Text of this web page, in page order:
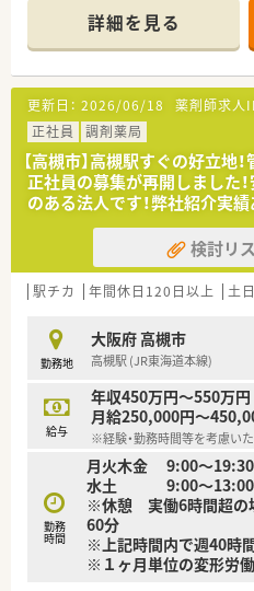
■病床数は110床ほど、うち
は100％院外処方に出してお
■診療科目は内科,呼吸器科,
です。
■高槻市駅より車で15分で
おススメです。
＼＼おすすめポイント／／
■月～土8:30～16:30の4週6
遅い時間まで働けない。17
見です。
■夏季休暇も5日、年末年始
■処方箋は院外に出しており
査、病棟業務が主な業務内容
ゃる薬剤師さんも預けながら
≪業務内容≫
■入院患者様の調剤業務（外
■服薬指導業務（病棟）
■医薬品管理、医薬品情報管
■各委員会の出席等
詳細を見る
更新日： 2026/06/18 薬剤師求人
正社員
調剤薬局
【高槻市】高槻駅すぐの好立地
正社員の募集が再開しました
のある法人です！弊社紹介実
検討リ
駅チカ 年間休日120日以上 土
勤務地
大阪府 高槻市
高槻駅 (JR東海道本線)
給与
年収450万円～550万円
月給250,000円～
※経験・勤務時間等を考慮い
勤務
時間
月火木金 9:00～19:30
水土 9:00～13:00
※休憩 実働6時間超の
60分
※上記時間内で週40時
※１ヶ月単位の変形労